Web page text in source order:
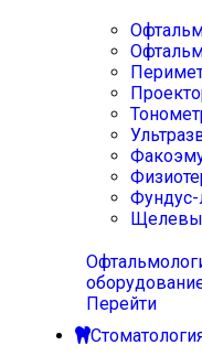
Перейти